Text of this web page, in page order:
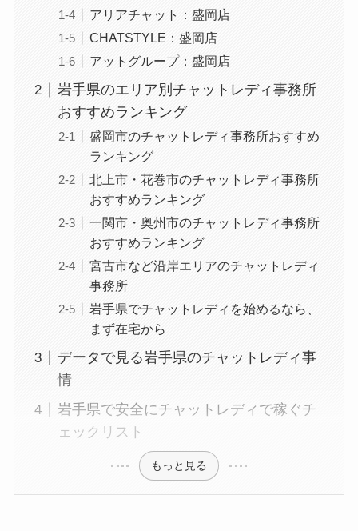
アリアチャット：盛岡店
CHATSTYLE：盛岡店
アットグループ：盛岡店
岩手県のエリア別チャットレディ事務所
おすすめランキング
盛岡市のチャットレディ事務所おすすめ
ランキング
北上市・花巻市のチャットレディ事務所
おすすめランキング
一関市・奥州市のチャットレディ事務所
おすすめランキング
宮古市など沿岸エリアのチャットレディ
事務所
岩手県でチャットレディを始めるなら、
まず在宅から
データで見る岩手県のチャットレディ事
情
岩手県で安全にチャットレディで稼ぐチ
ェックリスト
もっと見る